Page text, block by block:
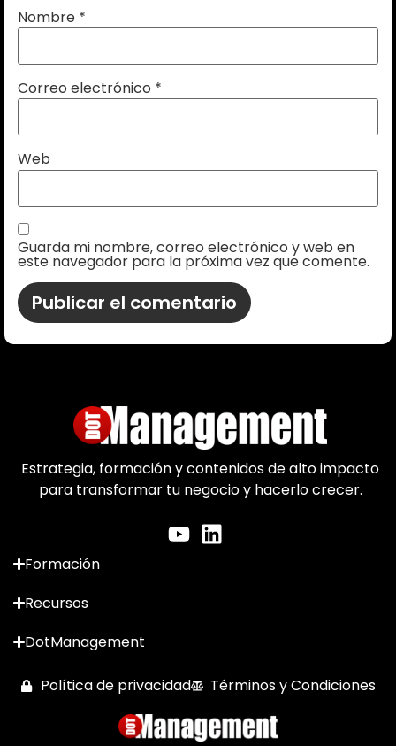
Nombre *
Correo electrónico *
Web
Guarda mi nombre, correo electrónico y web en
este navegador para la próxima vez que comente.
Estrategia, formación y contenidos de alto impacto
para transformar tu negocio y hacerlo crecer.
Formación
Recursos
DotManagement
Política de privacidad Términos y Condiciones